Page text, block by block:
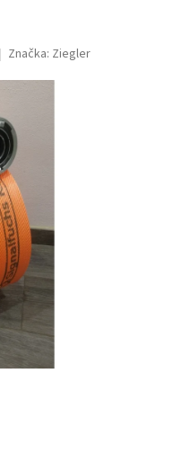
Značka: Ziegler